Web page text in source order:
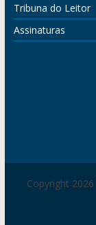
Tribuna do Leitor
Assinaturas
Copyright 2026